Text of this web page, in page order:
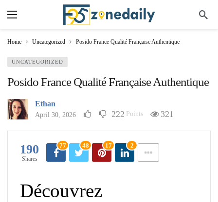
Home Uncategorized Posido France Qualité Française Authentique
UNCATEGORIZED
Posido France Qualité Française Authentique
Ethan
April 30, 2026 222 Points 321
190
Shares
77 48 17 2
Découvrez